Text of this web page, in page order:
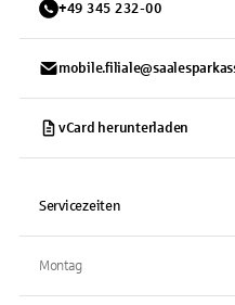
+49 345 232-00
vCard herunterladen
Servicezeiten
Montag